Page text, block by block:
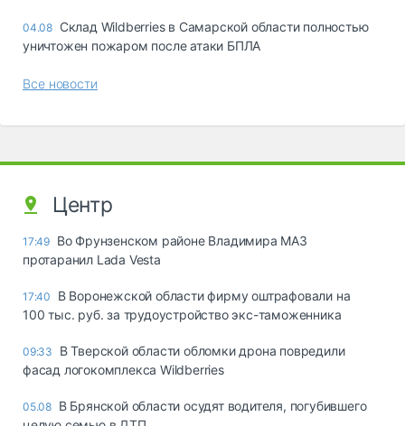
04.08 Склад Wildberries в Самарской области полностью
уничтожен пожаром после атаки БПЛА
Все новости
Центр
17:49 Во Фрунзенском районе Владимира МАЗ
протаранил Lada Vesta
17:40
В Воронежской области фирму оштрафовали на
100 тыс. руб. за трудоустройство экс-таможенника
09:33
В Тверской области обломки дрона повредили
фасад логокомплекса Wildberries
05.08 В Брянской области осудят водителя, погубившего